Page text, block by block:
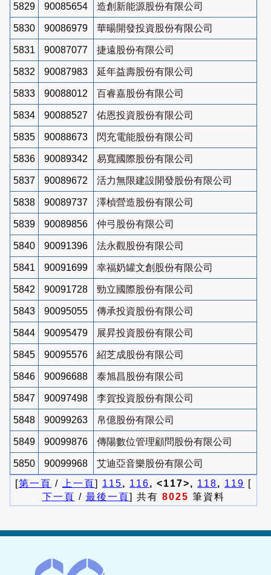
5829 90085654 造創新能源股份有限公司
5830 90086979 華暘開發投資股份有限公司
5831 90087077 捷遠股份有限公司
5832 90087983 延年益壽股份有限公司
5833 90088012 百睿嘉股份有限公司
5834 90088527 佑恩投資股份有限公司
5835 90088673 閃充電能股份有限公司
5836 90089342 易寬國際股份有限公司
5837 90089672 活力無限建設開發股份有限公司
5838 90089737 澤楨營造股份有限公司
5839 90089856 仲弓股份有限公司
5840 90091396 法永觀股份有限公司
5841 90091699 幸福奶罐文創股份有限公司
5842 90091728 勁立國際股份有限公司
5843 90095055 傳承投資股份有限公司
5844 90095479 展昇投資股份有限公司
5845 90095576 紹芝成股份有限公司
5846 90096688 泰旭昌股份有限公司
5847 90097498 李賀投資股份有限公司
5848 90099263 帛億股份有限公司
5849 90099876 傳陽數位管理顧問股份有限公司
5850 90099968
艾迪亞音樂股份有限公司
[第一頁 / 上一頁] 115, 116, <117>, 118, 119 [
下一頁 / 最後一頁] 共有 8025 筆資料